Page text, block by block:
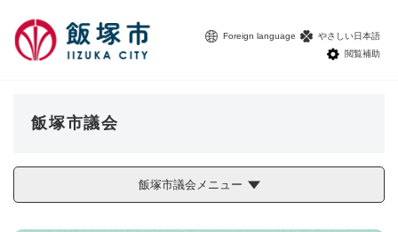
Foreign language
やさしい日本語
閲覧補助
飯塚市議会
飯塚市議会メニュー